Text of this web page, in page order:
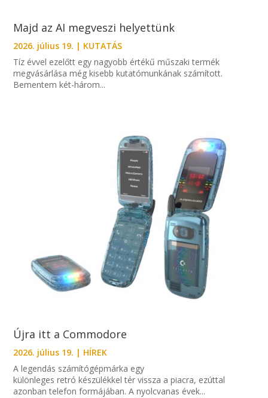
Majd az AI megveszi helyettünk
2026. július 19. | KUTATÁS
Tíz évvel ezelőtt egy nagyobb értékű műszaki termék
megvásárlása még kisebb kutatómunkának számított.
Bementem két-három...
Újra itt a Commodore
2026. július 19. | HÍREK
A legendás számítógépmárka egy
különleges retró készülékkel tér vissza a piacra, ezúttal
azonban telefon formájában. A nyolcvanas évek...